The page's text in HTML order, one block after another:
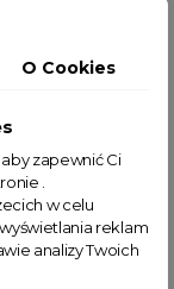
damska
bluzy z nadrukiem
stylizacje
O Cookies
zapewnić Ci
.
w celu
reklam
analizy Twoich